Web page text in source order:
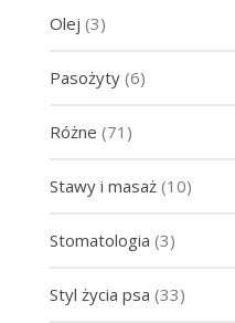
Olej (3)
Pasożyty(6)
Różne (71)
Stawy i masaż(10)
Stomatologia (3)
Styl życia psa (33)